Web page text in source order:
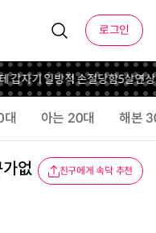
로그인
갑자기 일방적 손절당함5살연상
아는 20대 해본
없
친구에게 속닥 추천